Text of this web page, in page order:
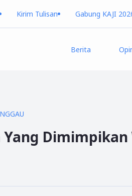
Kirim Tulisan Gabung KAJI
Berita
Yang